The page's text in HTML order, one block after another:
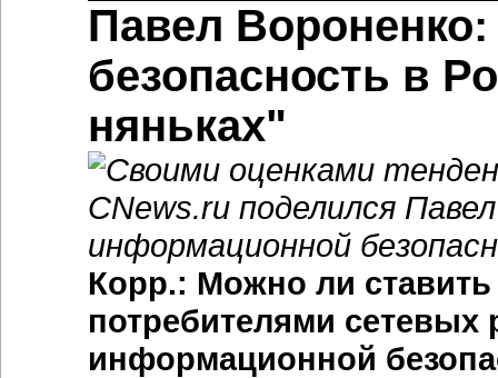
Павел
безопасность в
няньках"
Своими оценками
CNews.ru поделился
информационной
Корр.: Можно ли
потребителями сетевых
информационной